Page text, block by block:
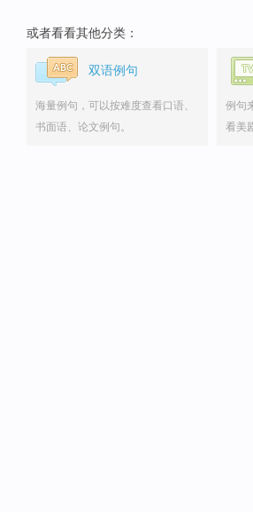
或者看看其他分类：
双语例句
海量例句，可以按难度查看口语、
书面语、论文例句。
例句
看美